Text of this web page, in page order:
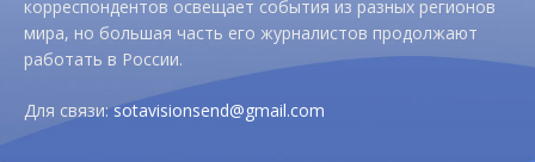
корреспондентов освещает события из разных регионов
мира, но большая часть его журналистов продолжают
работать в России.
Для связи:sotavisionsend@gmail.com